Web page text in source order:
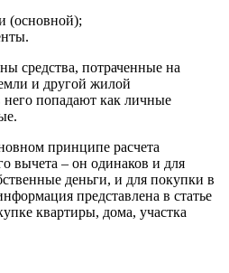
(основной);
средства, потраченные на
и другой жилой
попадают как личные
принципе расчета
вычета – он одинаков и для
деньги, и для покупки в
представлена в статье
квартиры, дома, участка